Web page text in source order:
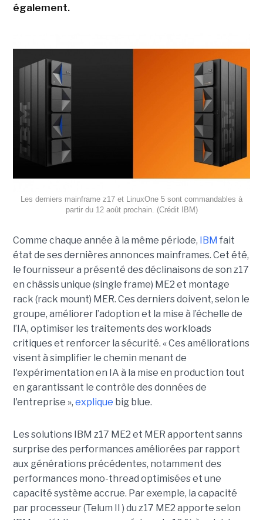
également.
Les derniers mainframe z17 et LinuxOne 5 sont commandables à
partir du 12 août prochain. (Crédit IBM)
Comme chaque année à la même période, IBM fait
état de ses dernières annonces mainframes. Cet été,
le fournisseur a présenté des déclinaisons de son z17
en châssis unique (single frame) ME2 et montage
rack (rack mount) MER. Ces derniers doivent, selon le
groupe, améliorer l’adoption et la mise à l’échelle de
l’IA, optimiser les traitements des workloads
critiques et renforcer la sécurité. « Ces améliorations
visent à simplifier le chemin menant de
l'expérimentation en IA à la mise en production tout
en garantissant le contrôle des données de
l'entreprise », explique big blue.
Les solutions IBM z17 ME2 et MER apportent sanns
surprise des performances améliorées par rapport
aux générations précédentes, notamment des
performances mono-thread optimisées et une
capacité système accrue. Par exemple, la capacité
par processeur (Telum II ) du z17 ME2 apporte selon